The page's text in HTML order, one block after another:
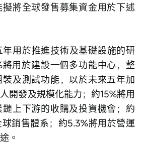
將全球發售募集資金用於下述
用於推進技術及基礎設施的研
用於建設一個多功能中心，整
及測試功能，以於未來五年加
開發及規模化能力；約15%將用
上下游的收購及投資機會；約
銷售體系；約5.3%將用於營運
。